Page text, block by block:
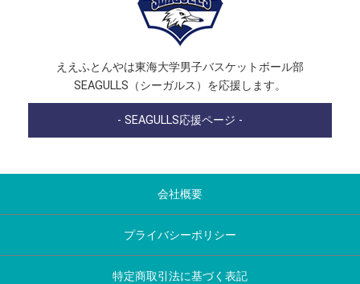
ええふとんやは東海大学男子バスケットボール部
SEAGULLS（シーガルス）を応援します。
- SEAGULLS応援ページ -
会社概要
プライバシーポリシー
特定商取引法に基づく表記